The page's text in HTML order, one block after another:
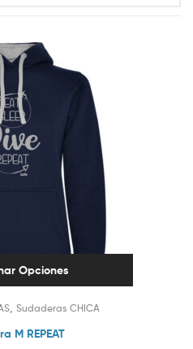
Opciones
Sudaderas CHICA
M REPEAT